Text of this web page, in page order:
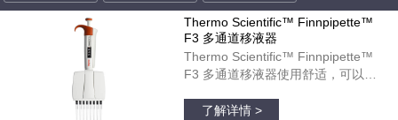
Thermo Scientific™ Finnpipette™
F3 多通道移液器
Thermo Scientific™ Finnpipette™
F3 多通道移液器使用舒适，可以在
识的宽型指状支托和人体工程学柄设
了解详情 >